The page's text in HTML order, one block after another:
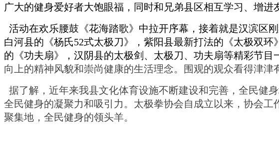
广大的健身爱好者大饱眼福，同时和兄弟县区相互学习、增进
活动在欢乐腰鼓《花海踏歌》中拉开序幕，接着就是汉滨区
白河县的《杨氏52式太极刀》，紫阳县最新打法的《太极双
的《功夫扇》，汉阴县的太极剑、太极刀、功夫扇等精彩节目
向上的精神风貌和崇尚健康的生活理念。围观的观众看得津津
据了解，近年来我县文化体育设施不断建设和完善，全民健
全民健身的凝聚力和吸引力。太极拳协会自成立以来，协会
聚集地，全民健身的领头羊。